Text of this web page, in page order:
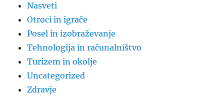
Nasveti
Otroci in igrače
Posel in izobraževanje
Tehnologija in računalništvo
Turizem in okolje
Uncategorized
Zdravje